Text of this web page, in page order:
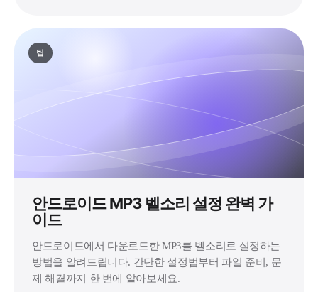
팁
안드로이드 MP3 벨소리 설정 완벽 가
이드
안드로이드에서 다운로드한 MP3를 벨소리로 설정하는
방법을 알려드립니다. 간단한 설정법부터 파일 준비, 문
제 해결까지 한 번에 알아보세요.